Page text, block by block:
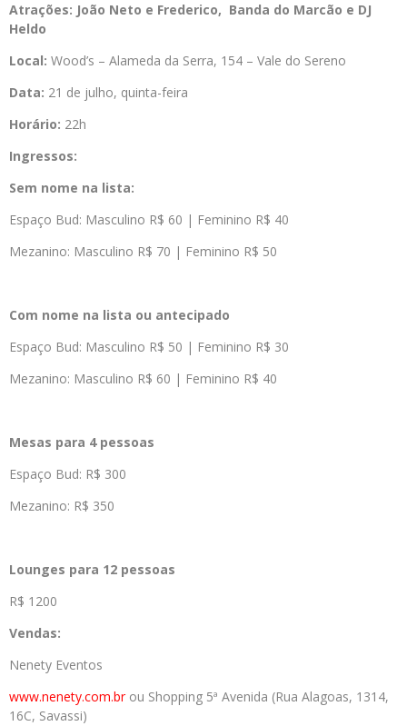
Atrações: João Neto e Frederico, Banda do Marcão e DJ
Heldo
Local: Wood’s – Alameda da Serra, 154 – Vale do Sereno
Data: 21 de julho, quinta-feira
Horário: 22h
Ingressos:
Sem nome na lista:
Espaço Bud: Masculino R$ 60 | Feminino R$ 40
Mezanino: Masculino R$ 70 | Feminino R$ 50
Com nome na lista ou antecipado
Espaço Bud: Masculino R$ 50 | Feminino R$ 30
Mezanino: Masculino R$ 60 | Feminino R$ 40
Mesas para 4 pessoas
Espaço Bud: R$ 300
Mezanino: R$ 350
Lounges para 12 pessoas
R$ 1200
Vendas:
Nenety Eventos
www.nenety.com.brou Shopping 5ª Avenida (Rua Alagoas, 1314,
16C, Savassi)